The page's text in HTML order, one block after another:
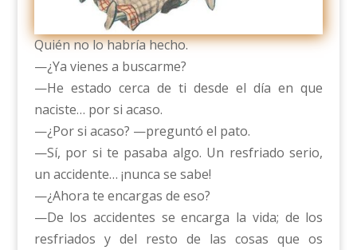
Quién no lo habría hecho.
—¿Ya vienes a buscarme?
—He estado cerca de ti desde el día en que
naciste… por si acaso.
—¿Por si acaso? —preguntó el pato.
—Sí, por si te pasaba algo. Un resfriado serio,
un accidente… ¡nunca se sabe!
—¿Ahora te encargas de eso?
—De los accidentes se encarga la vida; de los
resfriados y del resto de las cosas que os